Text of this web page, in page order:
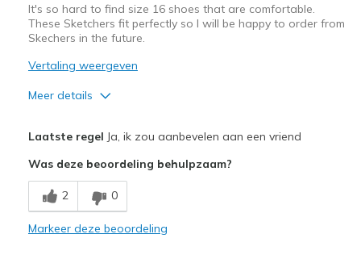
It's so hard to find size 16 shoes that are comfortable.
These Sketchers fit perfectly so I will be happy to order from
Skechers in the future.
Vertaling weergeven
Meer details
Breathe Well
Comfortable
Laatste regel Ja, ik zou aanbevelen aan een vriend
Was deze beoordeling behulpzaam?
2 0
Markeer deze beoordeling